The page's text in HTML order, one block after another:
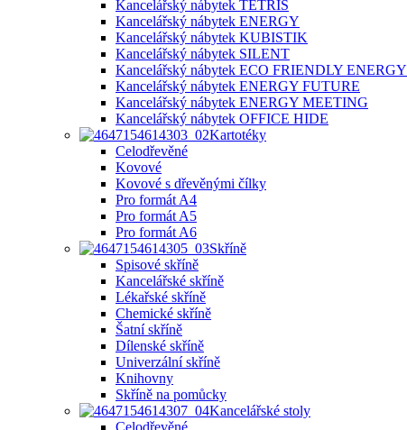
Kancelářský nábytek TETRIS
Kancelářský nábytek ENERGY
Kancelářský nábytek KUBISTIK
Kancelářský nábytek SILENT
Kancelářský nábytek ECO FRIENDLY ENERGY
Kancelářský nábytek ENERGY FUTURE
Kancelářský nábytek ENERGY MEETING
Kancelářský nábytek OFFICE HIDE
Kartotéky
Celodřevěné
Kovové
Kovové s dřevěnými čílky
Pro formát A4
Pro formát A5
Pro formát A6
Skříně
Spisové skříně
Kancelářské skříně
Lékařské skříně
Chemické skříně
Šatní skříně
Dílenské skříně
Univerzální skříně
Knihovny
Skříně na pomůcky
Kancelářské stoly
Celodřevěné